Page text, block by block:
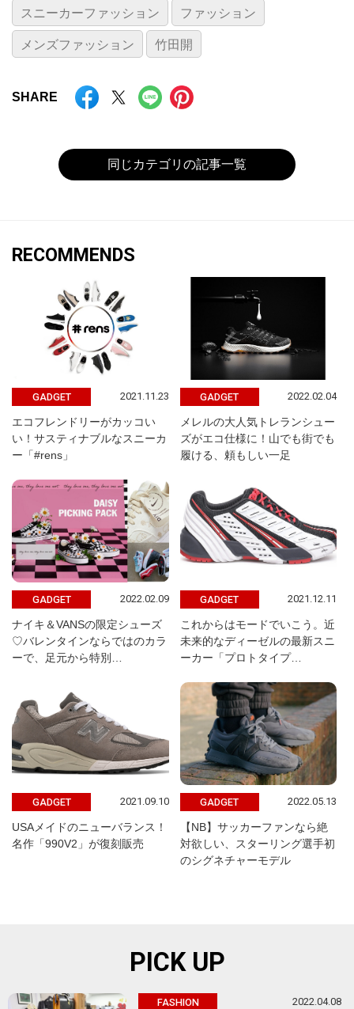
スニーカーファッション ファッション
メンズファッション 竹田開
SHARE
同じカテゴリの記事一覧
RECOMMENDS
GADGET 2021.11.23
エコフレンドリーがカッコい
い！サスティナブルなスニーカ
ー「#rens」
GADGET 2022.02.04
メレルの大人気トレランシュー
ズがエコ仕様に！山でも街でも
履ける、頼もしい一足
GADGET 2022.02.09
ナイキ＆VANSの限定シューズ
♡バレンタインならではのカラ
ーで、足元から特別…
GADGET 2021.12.11
これからはモードでいこう。近
未来的なディーゼルの最新スニ
ーカー「プロトタイプ…
GADGET 2021.09.10
USAメイドのニューバランス！
名作「990V2」が復刻販売
GADGET 2022.05.13
【NB】サッカーファンなら絶
対欲しい、スターリング選手初
のシグネチャーモデル
PICK UP
FASHION 2022.04.08